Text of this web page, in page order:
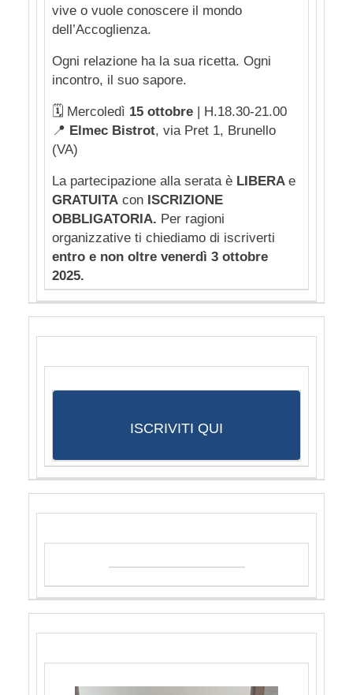
vive o vuole conoscere il mondo
dell’Accoglienza.
Ogni relazione ha la sua ricetta. Ogni
incontro, il suo sapore.
🗓️ Mercoledì 15 ottobre | H.18.30-21.00
📍 Elmec Bistrot, via Pret 1, Brunello
(VA)
La partecipazione alla serata è LIBERA e
GRATUITA con ISCRIZIONE
OBBLIGATORIA. Per ragioni
organizzative ti chiediamo di iscriverti
entro e non oltre venerdì 3 ottobre
2025.
ISCRIVITI QUI